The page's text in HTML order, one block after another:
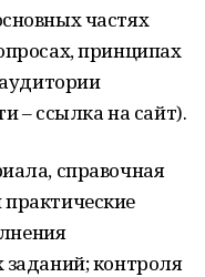
частях
принципах
– ссылка на сайт).
справочная
контроля